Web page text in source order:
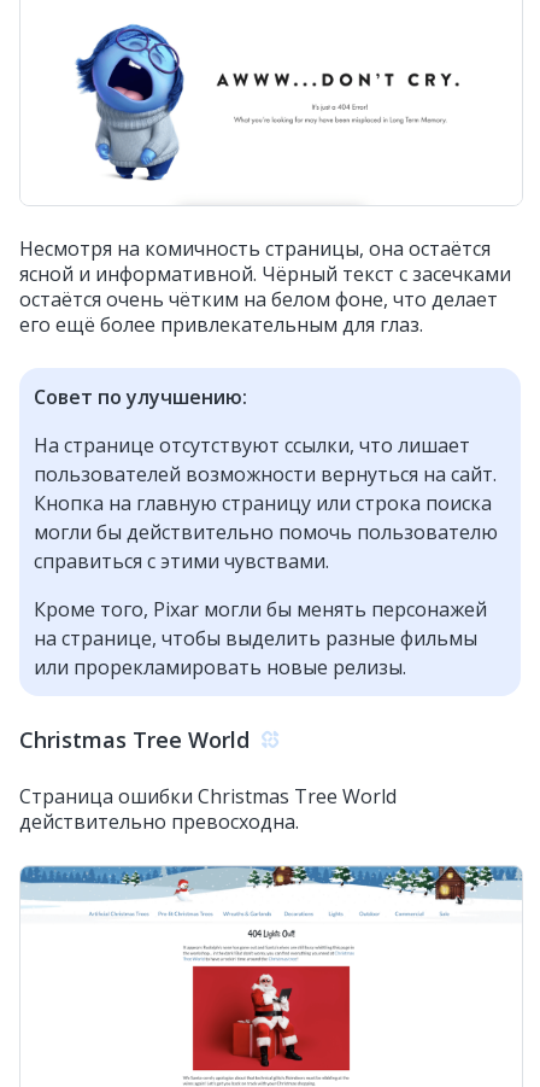
Несмотря на комичность страницы, она остаётся
ясной и информативной. Чёрный текст с засечками
остаётся очень чётким на белом фоне, что делает
его ещё более привлекательным для глаз.
Совет по улучшению:
На странице отсутствуют ссылки, что лишает
пользователей возможности вернуться на сайт.
Кнопка на главную страницу или строка поиска
могли бы действительно помочь пользователю
справиться с этими чувствами.
Кроме того, Pixar могли бы менять персонажей
на странице, чтобы выделить разные фильмы
или прорекламировать новые релизы.
Christmas Tree World
Страница ошибки Christmas Tree World
действительно превосходна.